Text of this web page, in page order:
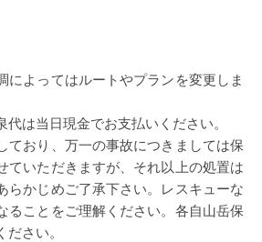
よってはルートやプランを変更しま
は当日現金でお支払いください。
ており、万一の事故につきましては保
ていただきますが、それ以上の処置は
らかじめご了承下さい。レスキューな
ることをご理解ください。各自山岳保
さい。